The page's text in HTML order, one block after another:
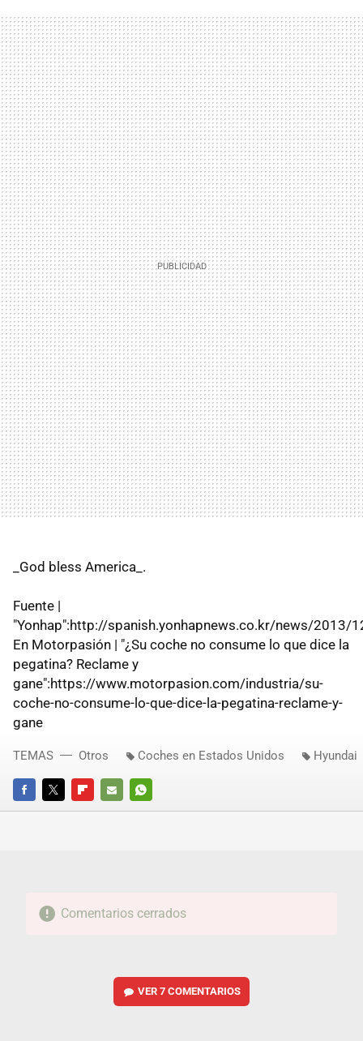
_God bless America_.
Fuente |
"Yonhap":http://spanish.yonhapnews.co.kr/news/
En Motorpasión | "¿Su coche no consume lo que dice la
pegatina? Reclame y
gane":https://www.motorpasion.com/industria/su-
coche-no-consume-lo-que-dice-la-pegatina-reclame-y-
gane
FACEBOOKTWITTERFLIPBOARD
E-
WHATSAPP
TEMAS Otros Coches en Estados Unidos Hyundai
Comentarios cerrados
VER7 COMENTARIOS